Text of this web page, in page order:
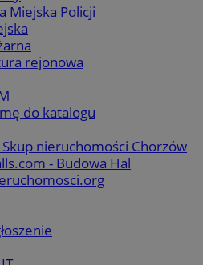
Miejska Policji
rejonowa
do katalogu
Skup nieruchomości Chorzów
- Budowa Hal